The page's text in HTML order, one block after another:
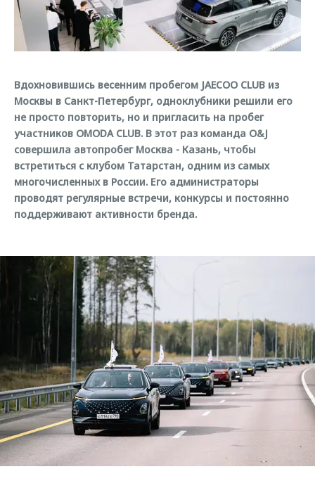
Страхование
Кредитный калькулятор
Одежда и сувениры
Оригинальные аксессуары
Запчасти
Трейд-ин
Калькулятор трейд-ин
Дополнительная техническая поддержка
Руководства по эксплуатации
Клиентская поддержка
O&J Автоклуб
Клуб владельцев OMODA
Приложение O&J
Аксессуары
Одежда и сувениры
Оригинальные аксессуары
Обратная связь
Вдохновившись весенним пробегом JAECOO CLUB из
Москвы в Санкт-Петербург, одноклубники решили его
не просто повторить, но и пригласить на пробег
участников OMODA CLUB. В этот раз команда O&J
совершила автопробег Москва - Казань, чтобы
встретиться с клубом Татарстан, одним из самых
многочисленных в России. Его администраторы
проводят регулярные встречи, конкурсы и постоянно
поддерживают активности бренда.